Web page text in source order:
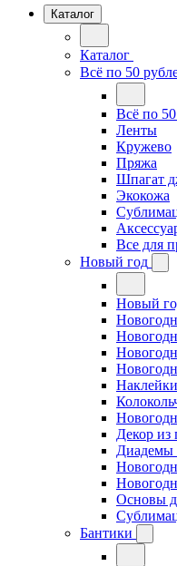
Каталог
Каталог
Всё по 50
Всё по
Ленты
Кружево
Пряжа
Шпагат
Экокожа
Все для
Новый год
Новый
Декор из
Диадемы
Основы
Бантики